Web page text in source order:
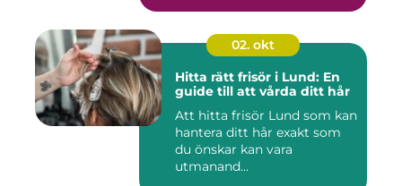
02. okt
Hitta rätt frisör i Lund: En
guide till att vårda ditt hår
Att hitta frisör Lund som kan
hantera ditt hår exakt som
du önskar kan vara
utmanand...